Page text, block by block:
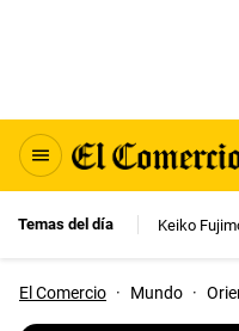
Temas del día Keiko
El Comercio · Mundo ·